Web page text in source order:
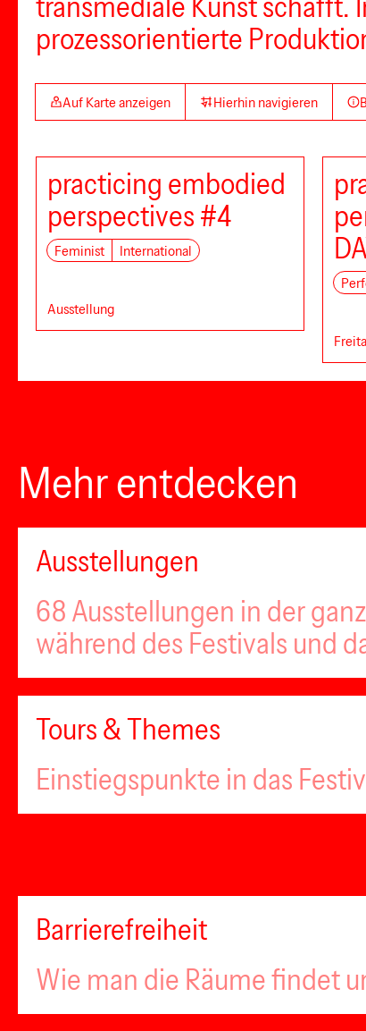
prozessorientierte
Auf Karte anzeigen Hierhin navigieren
practicing embodied
perspectives #4
Feminist International
Ausstellung
Mehr entdecken
Ausstellungen
68 Ausstellungen in der
während des Festivals und
Tours & Themes
Einstiegspunkte in das
Barrierefreiheit
Wie man die Räume findet